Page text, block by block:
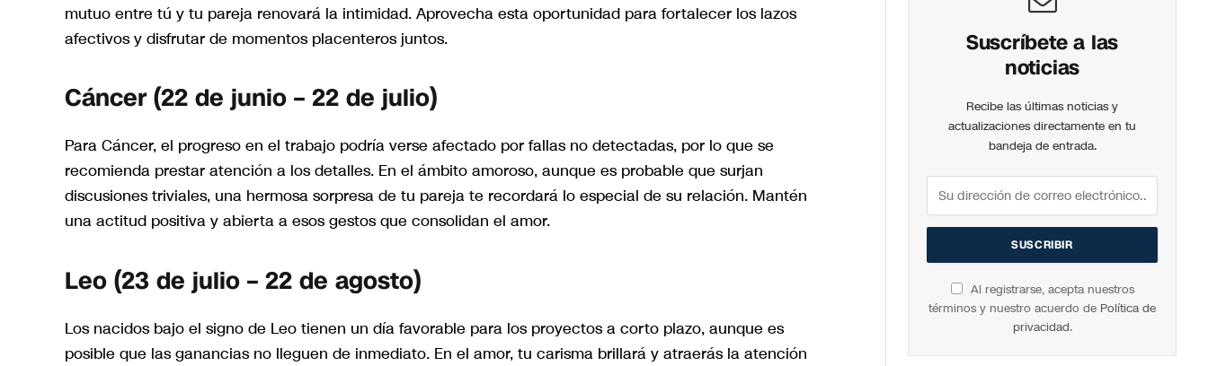
mutuo entre tú y tu pareja renovará la intimidad. Aprovecha esta oportunidad para fortalecer los lazos
afectivos y disfrutar de momentos placenteros juntos.
Cáncer (22 de junio – 22 de julio)
Para Cáncer, el progreso en el trabajo podría verse afectado por fallas no detectadas, por lo que se
recomienda prestar atención a los detalles. En el ámbito amoroso, aunque es probable que surjan
discusiones triviales, una hermosa sorpresa de tu pareja te recordará lo especial de su relación. Mantén
una actitud positiva y abierta a esos gestos que consolidan el amor.
Leo (23 de julio – 22 de agosto)
Los nacidos bajo el signo de Leo tienen un día favorable para los proyectos a corto plazo, aunque es
posible que las ganancias no lleguen de inmediato. En el amor, tu carisma brillará y atraerás la atención
Suscríbete a las
noticias
Recibe las últimas noticias y
actualizaciones directamente en tu
bandeja de entrada.
Al registrarse, acepta nuestros
términos y nuestro acuerdo de Política de
privacidad.